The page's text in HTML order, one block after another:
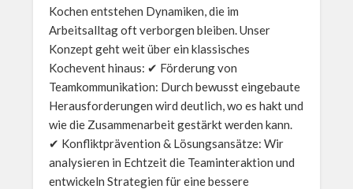
Kochen entstehen Dynamiken, die im
Arbeitsalltag oft verborgen bleiben. Unser
Konzept geht weit über ein klassisches
Kochevent hinaus: ✔ Förderung von
Teamkommunikation: Durch bewusst eingebaute
Herausforderungen wird deutlich, wo es hakt und
wie die Zusammenarbeit gestärkt werden kann.
✔ Konfliktprävention & Lösungsansätze: Wir
analysieren in Echtzeit die Teaminteraktion und
entwickeln Strategien für eine bessere